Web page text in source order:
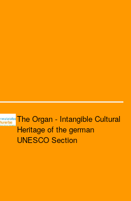
The Organ - Intangible Cultural
Heritage of the german
UNESCO Section